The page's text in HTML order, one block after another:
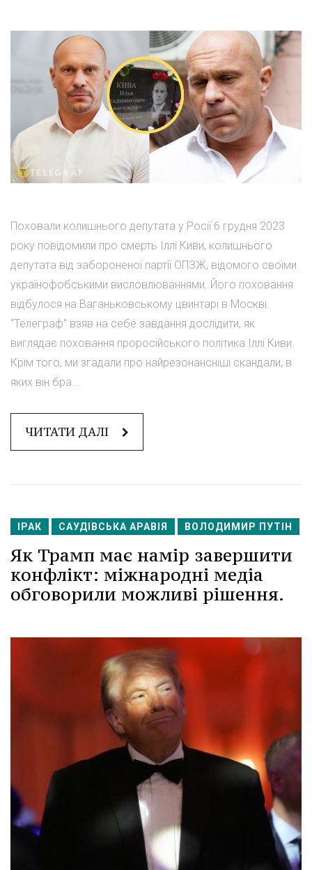
Поховали колишнього депутата у Росії 6 грудня 2023
року повідомили про смерть Іллі Киви, колишнього
депутата від забороненої партії ОПЗЖ, відомого своїми
українофобськими висловлюваннями. Його поховання
відбулося на Ваганьковському цвинтарі в Москві.
"Телеграф" взяв на себе завдання дослідити, як
виглядає поховання проросійського політика Іллі Киви.
Крім того, ми згадали про найрезонансніші скандали, в
яких він бра...
ЧИТАТИ ДАЛІ
ІРАК САУДІВСЬКА АРАВІЯ ВОЛОДИМИР ПУТІН
Як Трамп має намір завершити
конфлікт: міжнародні медіа
обговорили можливі рішення.